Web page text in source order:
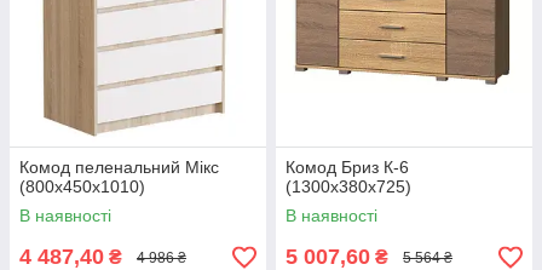
Комод пеленальний Мікс
(800х450х1010)
В наявності
4 487,40 ₴ 4 986 ₴
Комод Бриз К-6
(1300х380х725)
В наявності
5 007,60 ₴ 5 564 ₴